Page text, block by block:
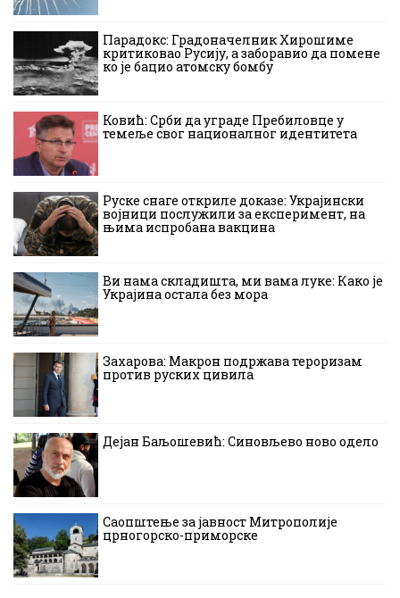
Парадокс: Градоначелник Хирошиме
критиковао Русију, а заборавио да помене
ко је бацио атомску бомбу
Ковић: Срби да уграде Пребиловце у
темеље свог националног идентитета
Руске снаге откриле доказе: Украјински
војници послужили за експеримент, на
њима испробана вакцина
Ви нама складишта, ми вама луке: Како је
Украјина остала без мора
Захарова: Макрон подржава тероризам
против руских цивила
Дејан Баљошевић: Синовљево ново одело
Саопштење за јавност Митрополије
црногорско-приморске